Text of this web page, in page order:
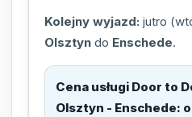
Kolejny wyjazd: jutro
Olsztyn do Enschede.
Cena usługi Door to
Olsztyn - Enschede: